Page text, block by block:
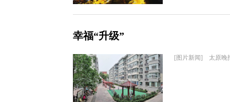
幸福“升级”
[图片新闻] 太原晚